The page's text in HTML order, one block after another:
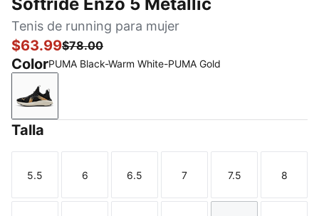
Tenis de running para mujer
$63.99$78.00
ColorPUMA Black-Warm White-PUMA Gold
PUMA Black-Warm White-PUMA Gold
Talla
Talla
5.5
Talla
6
Talla
6.5
Talla
7
Talla
7.5
Talla
8